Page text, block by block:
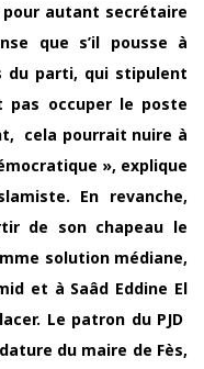
autant secrétaire
que s’il pousse à
du parti, qui stipulent
pas occuper le poste
cela pourrait nuire à
», explique
En revanche,
de son chapeau le
solution médiane,
et à Saâd Eddine El
Le patron du PJD
du maire de Fès,